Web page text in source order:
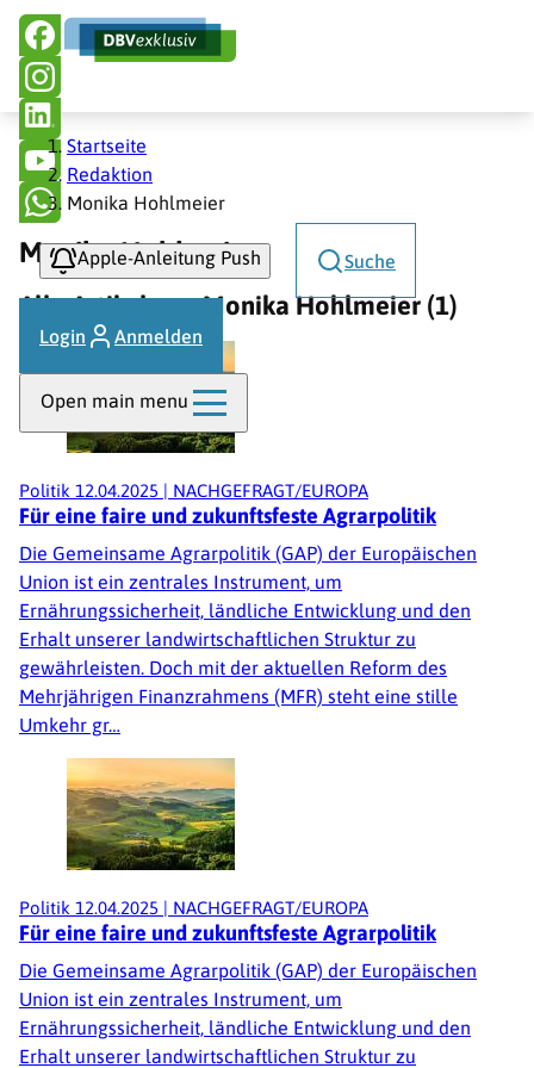
Direkt
zum
Inhalt
Hauptnavigation
Apple-Anleitung Push Suche
Login Anmelden
Open main menu
Pfadnavigation
Startseite
Redaktion
Monika Hohlmeier
Monika Hohlmeier
Alle Artikel von Monika Hohlmeier (1)
Politik 12.04.2025 | NACHGEFRAGT/EUROPA
Für eine faire und zukunftsfeste Agrarpolitik
Die Gemeinsame Agrarpolitik (GAP) der Europäischen
Union ist ein zentrales Instrument, um
Ernährungssicherheit, ländliche Entwicklung und den
Erhalt unserer landwirtschaftlichen Struktur zu
gewährleisten. Doch mit der aktuellen Reform des
Mehrjährigen Finanzrahmens (MFR) steht eine stille
Umkehr gr…
Politik 12.04.2025 | NACHGEFRAGT/EUROPA
Für eine faire und zukunftsfeste Agrarpolitik
Die Gemeinsame Agrarpolitik (GAP) der Europäischen
Union ist ein zentrales Instrument, um
Ernährungssicherheit, ländliche Entwicklung und den
Erhalt unserer landwirtschaftlichen Struktur zu